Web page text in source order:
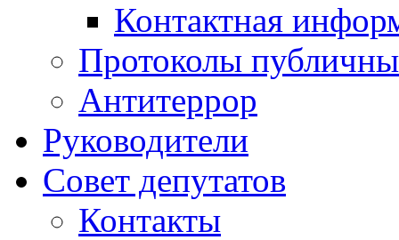
Контактная
Протоколы
Антитеррор
Руководители
Совет депутатов
Контакты